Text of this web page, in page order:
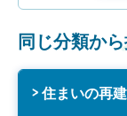
同じ分類か
住まいの再